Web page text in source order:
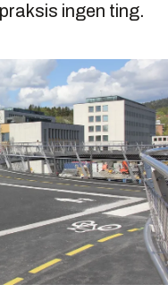
ingen ting.